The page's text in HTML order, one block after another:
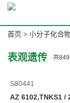
首页 > 小分子化合
表观遗传 共849
S80441
AZ 6102,TNKS1 /